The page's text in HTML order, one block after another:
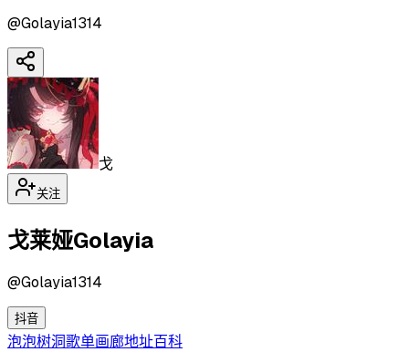
@Golayia1314
戈
关注
戈莱娅Golayia
@Golayia1314
抖音
泡泡树洞歌单画廊地址百科